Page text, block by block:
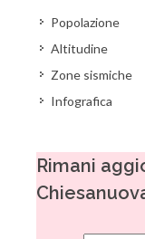
Popolazione
Altitudine
Zone sismiche
Infografica
Rimani